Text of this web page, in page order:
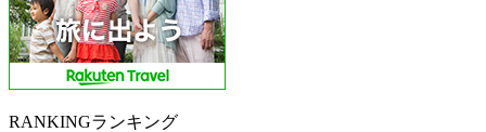
RANKINGランキング